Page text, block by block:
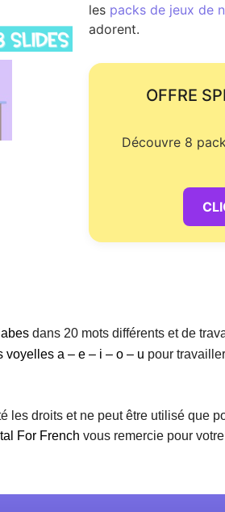
les packs de jeux de
adorent.
OFFRE
Découvre 8
dans 20 mots différents et de
voyelles a – e – i – o – u pour
droits et ne peut être utilisé que
For French vous remercie pour